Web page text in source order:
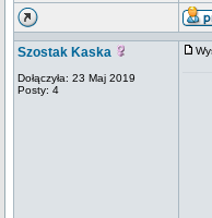
Szostak Kaska
Dołączyła: 23 Maj 2019
Posty: 4